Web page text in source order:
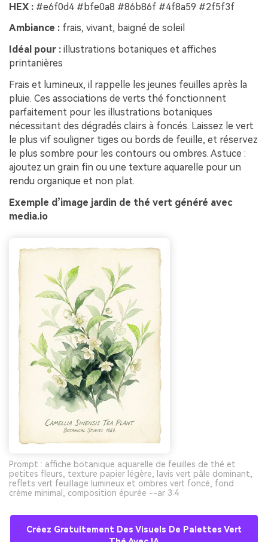
HEX : #e6f0d4 #bfe0a8 #86b86f #4f8a59 #2f5f3f
Ambiance : frais, vivant, baigné de soleil
Idéal pour : illustrations botaniques et affiches
printanières
Frais et lumineux, il rappelle les jeunes feuilles après la
pluie. Ces associations de verts thé fonctionnent
parfaitement pour les illustrations botaniques
nécessitant des dégradés clairs à foncés. Laissez le vert
le plus vif souligner tiges ou bords de feuille, et réservez
le plus sombre pour les contours ou ombres. Astuce :
ajoutez un grain fin ou une texture aquarelle pour un
rendu organique et non plat.
Exemple d’image jardin de thé vert généré avec
media.io
Prompt : affiche botanique aquarelle de feuilles de thé et
petites fleurs, texture papier légère, lavis vert pâle dominant,
reflets vert feuillage lumineux et ombres vert foncé, fond
crème minimal, composition épurée --ar 3:4
Créez Gratuitement Des Visuels De Palettes Vert